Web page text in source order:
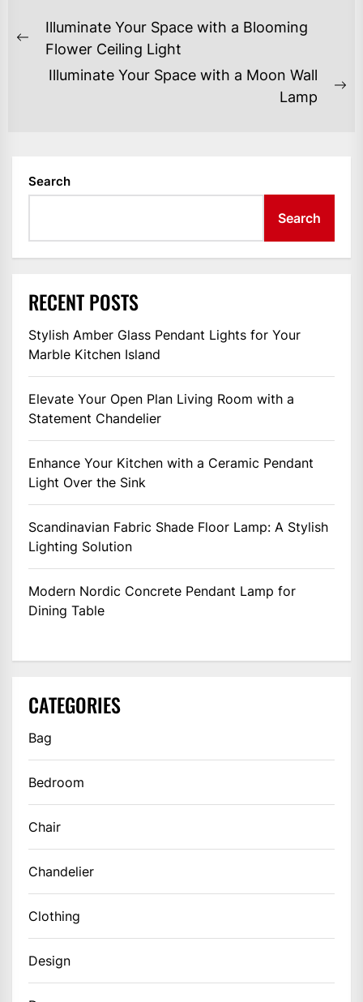
POST
NAVIGATION
Previous
post:
Illuminate Your Space with a Blooming
Flower Ceiling Light
Illuminate Your Space with a Moon Wall
Lamp
Search
Search
RECENT POSTS
Stylish Amber Glass Pendant Lights for Your
Marble Kitchen Island
Elevate Your Open Plan Living Room with a
Statement Chandelier
Enhance Your Kitchen with a Ceramic Pendant
Light Over the Sink
Scandinavian Fabric Shade Floor Lamp: A Stylish
Lighting Solution
Modern Nordic Concrete Pendant Lamp for
Dining Table
CATEGORIES
Bag
Bedroom
Chair
Chandelier
Clothing
Design